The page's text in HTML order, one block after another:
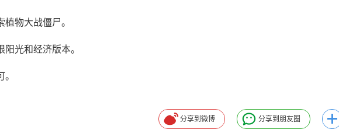
物大战僵尸。
光和经济版本。
分享到微博 分享到朋友圈